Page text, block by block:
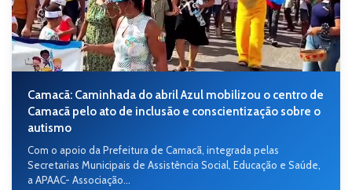
Camacã: Caminhada do abril Azul mobilizou o centro de
Camacã pelo ato de inclusão e conscientização sobre o
autismo
Com o apoio da Prefeitura de Camacã, integrada pelas
Secretarias Municipais de Assistência Social, Educação e Saúde,
a APAAC- Associação...